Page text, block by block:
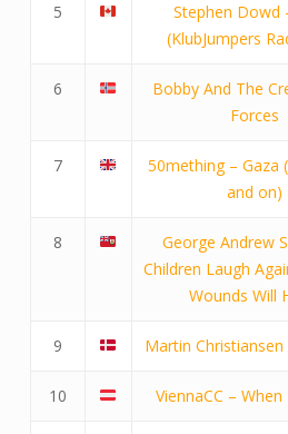
5
Stephen Dowd
(KlubJumpers
6
Bobby And The
Forces
7
50mething – Gaza
and on)
8
George Andrew
Children Laugh
Wounds Will
9 Martin Christiansen
10 ViennaCC –